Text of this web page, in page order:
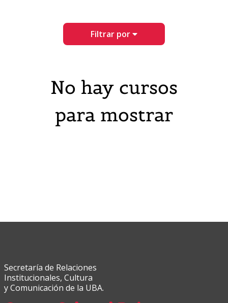
Filtrar por
No hay cursos
para mostrar
Secretaría de Relaciones
Institucionales, Cultura
y Comunicación de la UBA.